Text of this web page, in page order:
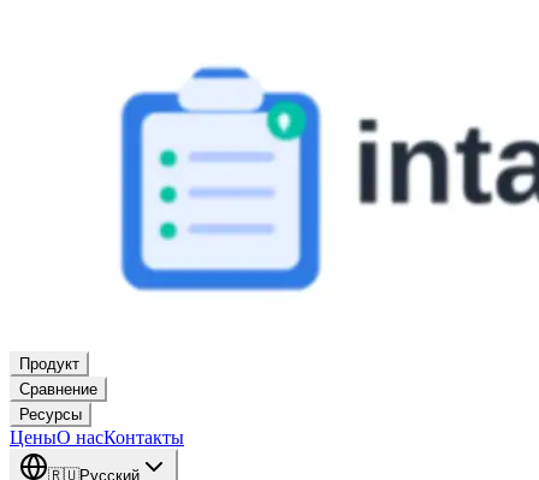
Продукт
Сравнение
Ресурсы
ЦеныО насКонтакты
🇷🇺Русский